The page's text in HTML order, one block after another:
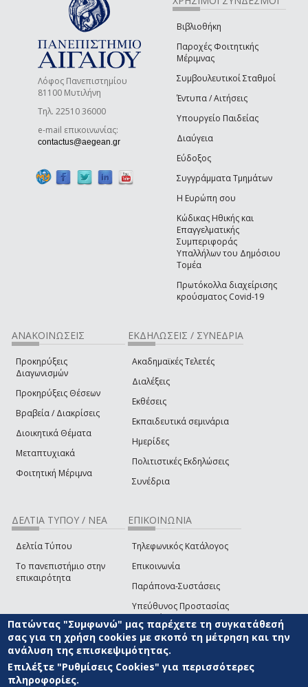
Λόφος Πανεπιστημίου
81100 Μυτιλήνη
Τηλ. 22510 36000
e-mail επικοινωνίας:
contactus@aegean.gr (link sends e-mail)
Βιβλιοθήκη
Παροχές Φοιτητικής
Μέριμνας
Συμβουλευτικοί Σταθμοί
Έντυπα / Αιτήσεις
Υπουργείο Παιδείας
Διαύγεια
Εύδοξος
Συγγράμματα Τμημάτων
Η Ευρώπη σου
Κώδικας Ηθικής και
Επαγγελματικής
Συμπεριφοράς
Υπαλλήλων του Δημόσιου
Τομέα
Πρωτόκολλα διαχείρισης
κρούσματος Covid-19
ΑΝΑΚΟΙΝΩΣΕΙΣ
Προκηρύξεις
Διαγωνισμών
Προκηρύξεις Θέσεων
Βραβεία / Διακρίσεις
Διοικητικά Θέματα
Μεταπτυχιακά
Φοιτητική Μέριμνα
ΕΚΔΗΛΩΣΕΙΣ / ΣΥΝΕΔΡΙΑ
Ακαδημαϊκές Τελετές
Διαλέξεις
Εκθέσεις
Εκπαιδευτικά σεμινάρια
Ημερίδες
Πολιτιστικές Εκδηλώσεις
Συνέδρια
ΔΕΛΤΙΑ ΤΥΠΟΥ / ΝΕΑ
Δελτία Τύπου
Το πανεπιστήμιο στην
επικαιρότητα
ΕΠΙΚΟΙΝΩΝΙΑ
Τηλεφωνικός Κατάλογος
Επικοινωνία
Παράπονα-Συστάσεις
Υπεύθυνος Προστασίας
Δεδομένων
Δήλωση
Προσβασιμότητας
Επικοινωνία με την Ομάδα
Πατώντας "Συμφωνώ" μας παρέχετε τη συγκατάθεσή
σας για τη χρήση cookies με σκοπό τη μέτρηση και την
ανάλυση της επισκεψιμότητας.
Επιλέξτε "Ρυθμίσεις Cookies" για περισσότερες
πληροφορίες.